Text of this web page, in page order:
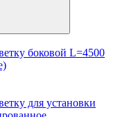
боковой L=4500
для установки